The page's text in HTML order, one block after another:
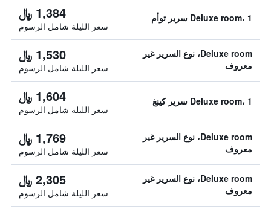
Deluxe room، 1 سرير توأم 1,384 ﷼
سعر الليلة شامل الرسوم
Deluxe room، نوع السرير غير
معروف
1,530 ﷼
سعر الليلة شامل الرسوم
Deluxe room، 1 سرير كينغ 1,604 ﷼
سعر الليلة شامل الرسوم
Deluxe room، نوع السرير غير
معروف
1,769 ﷼
سعر الليلة شامل الرسوم
Deluxe room، نوع السرير غير
معروف
2,305 ﷼
سعر الليلة شامل الرسوم